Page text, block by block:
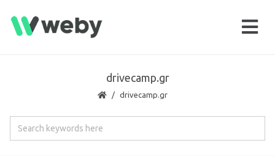
drivecamp.gr
drivecamp.gr